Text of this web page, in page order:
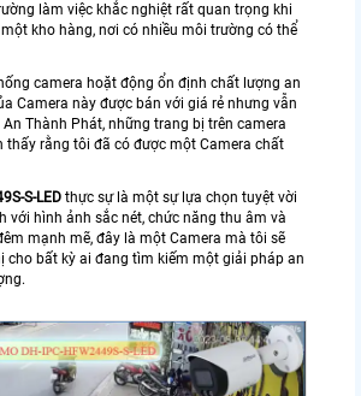
làm việc khắc nghiệt rất quan trọng khi
kho hàng, nơi có nhiều môi trường có thể
camera hoặt động ổn định chất lượng an
Camera này được bán với giá rẻ nhưng vẫn
Thành Phát, những trang bị trên camera
thấy rằng tôi đã có được một Camera chất
S-LED thực sự là một sự lựa chọn tuyệt vời
với hình ảnh sắc nét, chức năng thu âm và
mạnh mẽ, đây là một Camera mà tôi sẽ
cho bất kỳ ai đang tìm kiếm một giải pháp an